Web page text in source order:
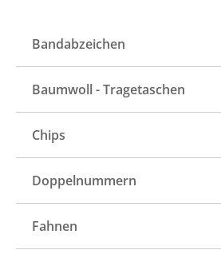
Bandabzeichen
Baumwoll - Tragetaschen
Chips
Doppelnummern
Fahnen